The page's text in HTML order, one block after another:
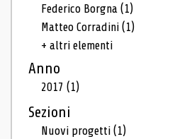
Federico Borgna(1)
Matteo Corradini(1)
+ altri elementi
Anno
2017(1)
Sezioni
Nuovi progetti(1)